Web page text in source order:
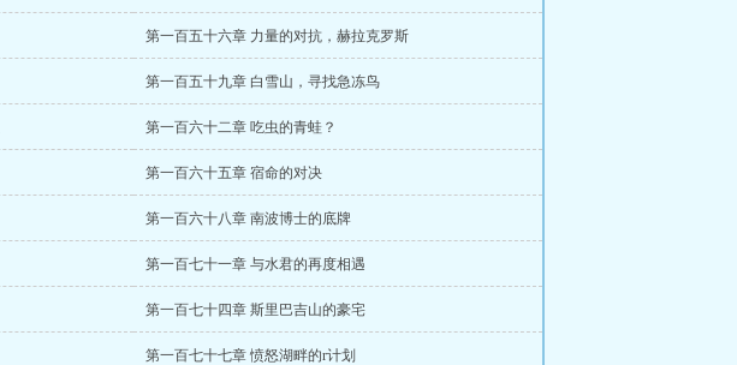
第一百五十六章 力量的对抗，赫拉克罗斯
第一百五十九章 白雪山，寻找急冻鸟
第一百六十二章 吃虫的青蛙？
第一百六十五章 宿命的对决
第一百六十八章 南波博士的底牌
第一百七十一章 与水君的再度相遇
第一百七十四章 斯里巴吉山的豪宅
第一百七十七章 愤怒湖畔的r计划